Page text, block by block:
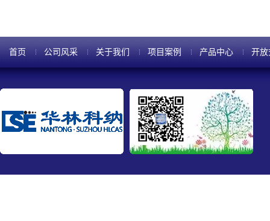
首页 公司风采 关于我们 项目案例 产品中心 开放